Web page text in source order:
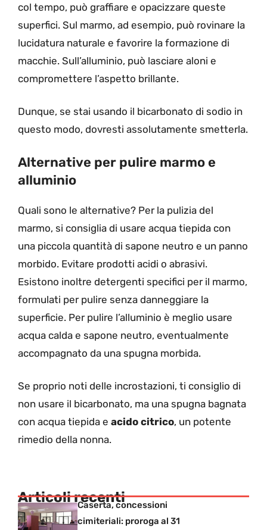
col tempo, può graffiare e opacizzare queste
superfici. Sul marmo, ad esempio, può rovinare la
lucidatura naturale e favorire la formazione di
macchie. Sull’alluminio, può lasciare aloni e
compromettere l’aspetto brillante.
Dunque, se stai usando il bicarbonato di sodio in
questo modo, dovresti assolutamente smetterla.
Alternative per pulire marmo e
alluminio
Quali sono le alternative? Per la pulizia del
marmo, si consiglia di usare acqua tiepida con
una piccola quantità di sapone neutro e un panno
morbido. Evitare prodotti acidi o abrasivi.
Esistono inoltre detergenti specifici per il marmo,
formulati per pulire senza danneggiare la
superficie. Per pulire l’alluminio è meglio usare
acqua calda e sapone neutro, eventualmente
accompagnato da una spugna morbida.
Se proprio noti delle incrostazioni, ti consiglio di
non usare il bicarbonato, ma una spugna bagnata
con acqua tiepida e acido citrico, un potente
rimedio della nonna.
Articoli recenti
Caserta, concessioni
cimiteriali: proroga al 31